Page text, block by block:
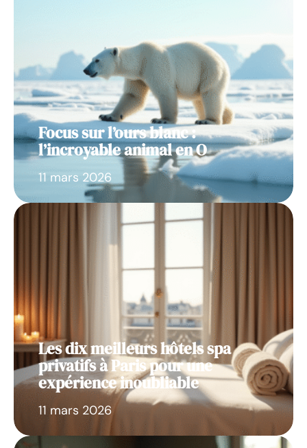
Focus sur l’ours blanc :
l’incroyable animal en O
11 mars 2026
Les dix meilleurs hôtels spa
privatifs à Paris pour une
expérience inoubliable
11 mars 2026